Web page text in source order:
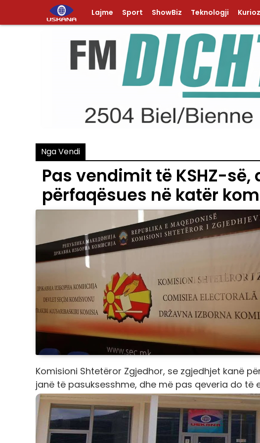
Lajme Sport ShowBiz Teknologji
Nga Vendi
Pas vendimit të KSHZ-
përfaqësues në katër
Komisioni Shtetëror Zgjedhor, se zgjedhjet kanë
janë të pasuksesshme, dhe më pas qeveria do të